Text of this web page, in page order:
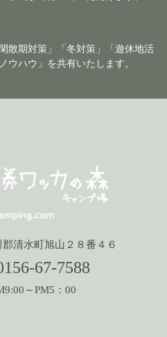
散期対策」「冬対策」「遊休地活
ウハウ」を共有いたします。
清水町旭山２８番４６
67-7588
～PM5：00